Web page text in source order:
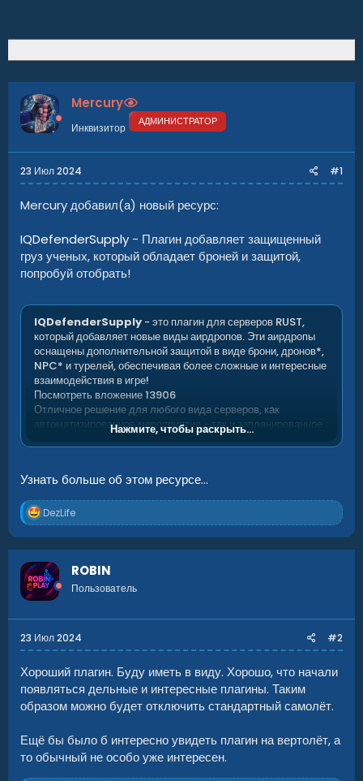
Mercury
Инквизитор АДМИНИСТРАТОР
23 Июл 2024 #1
Mercury добавил(а) новый ресурс:
IQDefenderSupply - Плагин добавляет защищенный
груз ученых, который обладает броней и защитой,
попробуй отобрать!
IQDefenderSupply - это плагин для серверов RUST,
который добавляет новые виды аирдропов. Эти аирдропы
оснащены дополнительной защитой в виде брони, дронов*,
NPC* и турелей, обеспечивая более сложные и интересные
взаимодействия в игре!
Посмотреть вложение 13906
Отличное решение для любого вида серверов, как
автоматизированное мероприятие - так и запланированное
с самостоятельным запуском!
Установка плагина :...
Нажмите, чтобы раскрыть...
Нажмите, чтобы раскрыть...
Узнать больше об этом ресурсе...
Р
е
а
к
ц
и
и
:
DezLife
ROBIN
Пользователь
23 Июл 2024 #2
Хороший плагин. Буду иметь в виду. Хорошо, что начали
появляться дельные и интересные плагины. Таким
образом можно будет отключить стандартный самолёт.
Ещё бы было б интересно увидеть плагин на вертолёт, а
то обычный не особо уже интересен.